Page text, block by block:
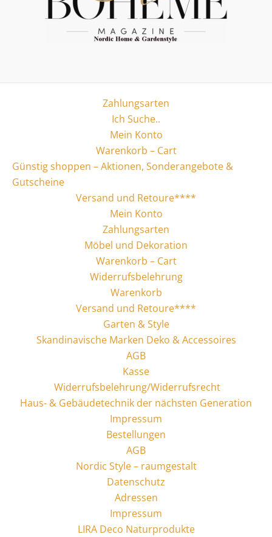
Zahlungsarten
Ich Suche..
Mein Konto
Warenkorb – Cart
Günstig shoppen – Aktionen, Sonderangebote &
Gutscheine
Versand und Retoure****
Mein Konto
Zahlungsarten
Möbel und Dekoration
Warenkorb – Cart
Widerrufsbelehrung
Warenkorb
Versand und Retoure****
Garten & Style
Skandinavische Marken Deko & Accessoires
AGB
Kasse
Widerrufsbelehrung/Widerrufsrecht
Haus- & Gebäudetechnik der nächsten Generation
Impressum
Bestellungen
AGB
Nordic Style – raumgestalt
Datenschutz
Adressen
Impressum
LIRA Deco Naturprodukte